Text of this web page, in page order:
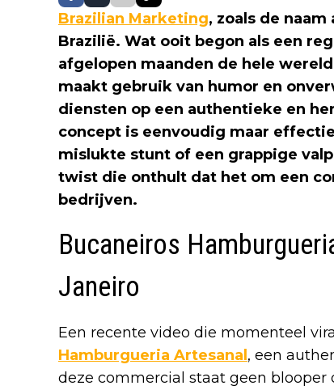
Brazilian Marketing, zoals de
Brazilië. Wat ooit begon als een
afgelopen maanden de hele
maakt gebruik van humor en
diensten op een authentieke en
concept is eenvoudig maar
mislukte stunt of een grappige
twist die onthult dat het om een
bedrijven.
Bucaneiros
Janeiro
Een recente video die momenteel
Hamburgueria Artesanal , een
deze commercial staat geen